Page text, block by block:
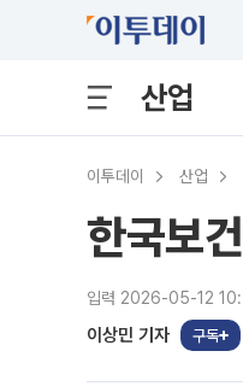
산업
이투데이 산업
한국보
입력 2026-05-12
이상민 기자 구독